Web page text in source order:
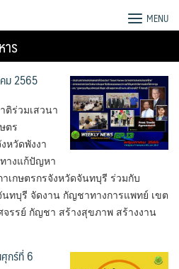
MENU
าร
ม 2565
ติร่วมเสวนา
ตร
หวัดพังงา
างแก้ปัญหา
เกษตรกรจังหวัดจันทบุรี ร่วมกับ
ทบุรี จัดงาน กัญชาทางการแพทย์ เขต
รรย์ กัญชา สร้างสุขภาพ สร้างงาน
กร์ที่ 6